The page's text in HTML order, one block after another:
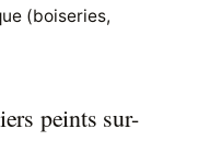
(boiseries,
peints sur-